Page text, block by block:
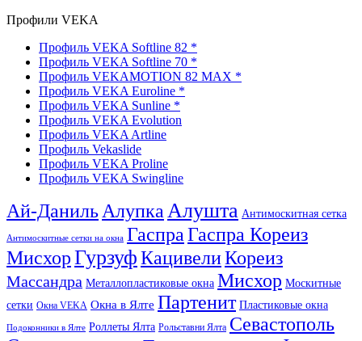
Профили VEKA
Профиль VEKA Softline 82 *
Профиль VEKA Softline 70 *
Профиль VEKAMOTION 82 MAX *
Профиль VEKA Euroline *
Профиль VEKA Sunline *
Профиль VEKA Evolution
Профиль VEKA Artline
Профиль Vekaslide
Профиль VEKA Proline
Профиль VEKA Swingline
Ай-Даниль Алупка Алушта Антимоскитная сетка
Антимоскитные сетки на окна Гаспра Гаспра Кореиз
МисхорГурзуфКацивелиКореиз
Массандра Металлопластиковые окна Мисхор Москитные
сетки Окна VEKA Окна в Ялте Партенит Пластиковые окна
Подоконники в Ялте Роллеты Ялта Рольставни Ялта Севастополь